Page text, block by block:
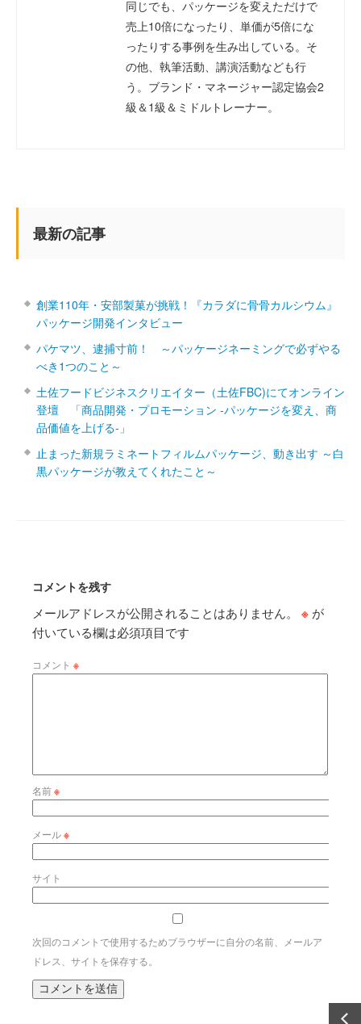
同じでも、パッケージを変えただけで
売上10倍になったり、単価が5倍にな
ったりする事例を生み出している。そ
の他、執筆活動、講演活動なども行
う。ブランド・マネージャー認定協会2
級＆1級＆ミドルトレーナー。
最新の記事
創業110年・安部製菓が挑戦！『カラダに骨骨カルシウム』
パッケージ開発インタビュー
パケマツ、逮捕寸前！ ～パッケージネーミングで必ずやる
べき1つのこと～
土佐フードビジネスクリエイター（土佐FBC)にてオンライン
登壇 「商品開発・プロモーション ‐パッケージを変え、商
品価値を上げる‐」
止まった新規ラミネートフィルムパッケージ、動き出す ～白
黒パッケージが教えてくれたこと～
コメントを残す
メールアドレスが公開されることはありません。 ※ が
付いている欄は必須項目です
コメント ※
名前※
メール※
サイト
次回のコメントで使用するためブラウザーに自分の名前、メールア
ドレス、サイトを保存する。